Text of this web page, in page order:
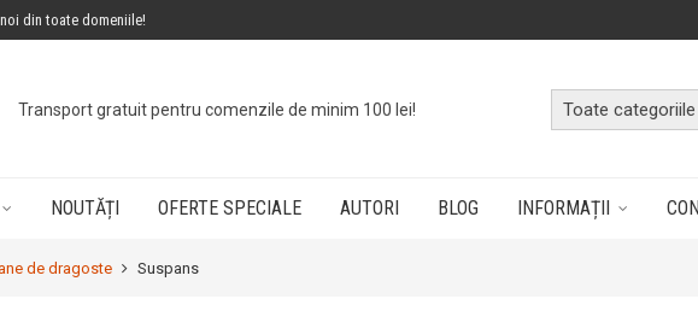
din toate domeniile!
Concurs: câștigă ocutie cu cărțidând doar un click!
NOUTĂȚI OFERTE SPECIALE AUTORI BLOG INFORMAȚII
de dragoste Suspans